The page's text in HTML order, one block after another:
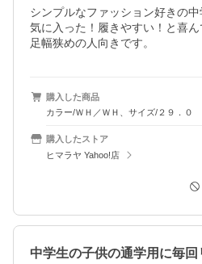
シンプルなファッション好きの中
気に入った！履きやすい！と喜ん
足幅狭めの人向きです。
購入した商品
カラー/ＷＨ／ＷＨ、サイズ/２９．０
購入したストア
ヒマラヤ Yahoo!店